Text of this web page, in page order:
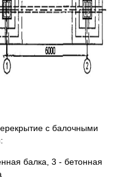
с балочными
балка, 3 - бетонная